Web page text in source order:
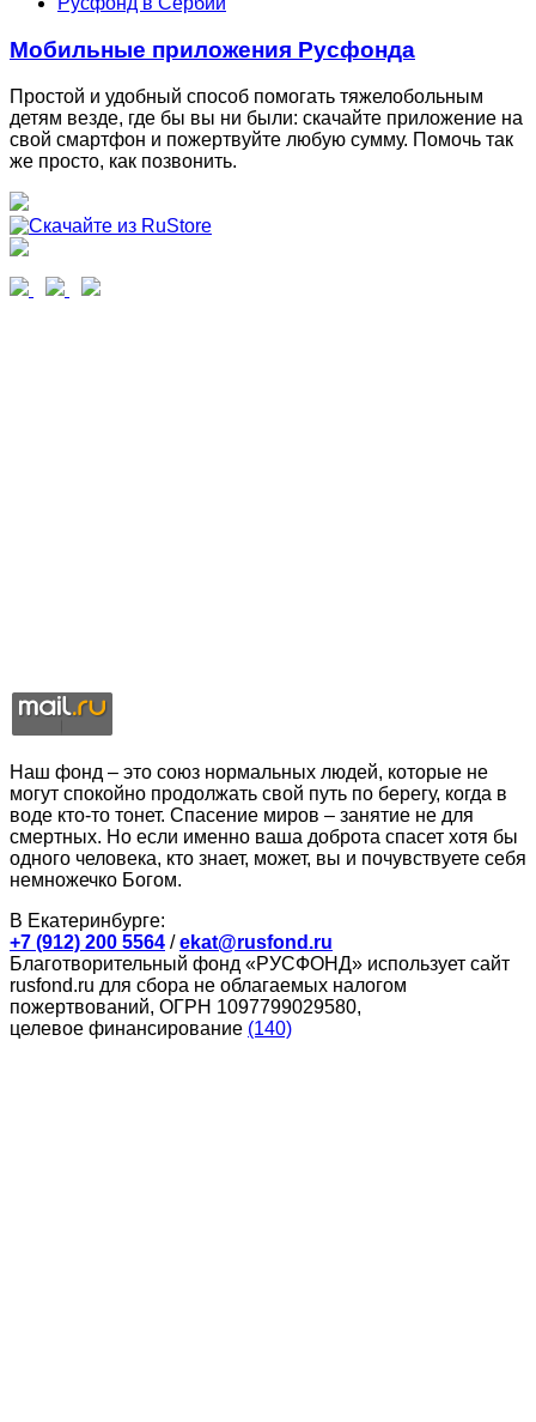
Мобильные приложения Русфонда
Простой и удобный способ помогать тяжелобольным
детям везде, где бы вы ни были: скачайте приложение на
свой смартфон и пожертвуйте любую сумму. Помочь так
же просто, как позвонить.
Наш фонд – это союз нормальных людей, которые не
могут спокойно продолжать свой путь по берегу, когда в
воде кто-то тонет. Спасение миров – занятие не для
смертных. Но если именно ваша доброта спасет хотя бы
одного человека, кто знает, может, вы и почувствуете себя
немножечко Богом.
В Екатеринбурге:
+7 (912) 200 5564 /ekat@rusfond.ru
Благотворительный фонд «РУСФОНД» использует сайт
rusfond.ru для сбора не облагаемых налогом
пожертвований, ОГРН 1097799029580,
целевое финансирование (140)